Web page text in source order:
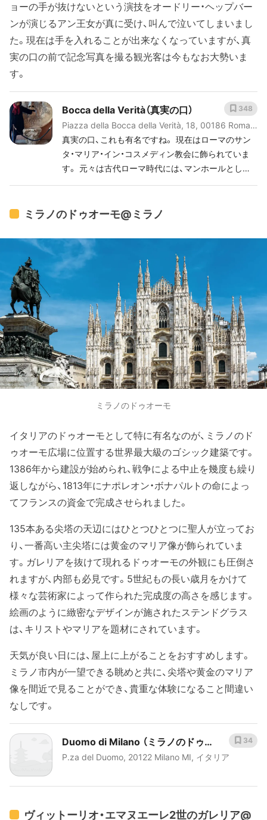
ョーの手が抜けないという演技をオードリー・ヘップバー
ンが演じるアン王女が真に受け、叫んで泣いてしまいまし
た。現在は手を入れることが出来なくなっていますが、真
実の口の前で記念写真を撮る観光客は今もなお大勢いま
す。
Bocca della Verità（真実の口）
Piazza della Bocca della Verità, 18, 00186 Roma
RM, イタリア
真実の口、これも有名ですね。 現在はローマのサン
タ・マリア・イン・コスメディン教会に飾られていま
す。 元々は古代ローマ時代には、マンホールとして
手を噛み切られるという伝説もあります📖 ローマの
348
ミラノのドゥオーモ@ミラノ
ミラノのドゥオーモ
イタリアのドゥオーモとして特に有名なのが、ミラノのド
ゥオーモ広場に位置する世界最大級のゴシック建築です。
1386年から建設が始められ、戦争による中止を幾度も繰り
返しながら、1813年にナポレオン・ボナパルトの命によっ
てフランスの資金で完成させられました。
135本ある尖塔の天辺にはひとつひとつに聖人が立ってお
り、一番高い主尖塔には黄金のマリア像が飾られていま
す。ガレリアを抜けて現れるドゥオーモの外観にも圧倒さ
れますが、内部も必見です。5世紀もの長い歳月をかけて
様々な芸術家によって作られた完成度の高さを感じます。
絵画のように緻密なデザインが施されたステンドグラス
は、キリストやマリアを題材にされています。
天気が良い日には、屋上に上がることをおすすめします。
ミラノ市内が一望できる眺めと共に、尖塔や黄金のマリア
像を間近で見ることができ、貴重な体験になること間違い
なしです。
Duomo di Milano （ミラノのドゥオ
ーモ）
P.za del Duomo, 20122 Milano MI, イタリア
34
ヴィットーリオ・エマヌエーレ2世のガレリア@